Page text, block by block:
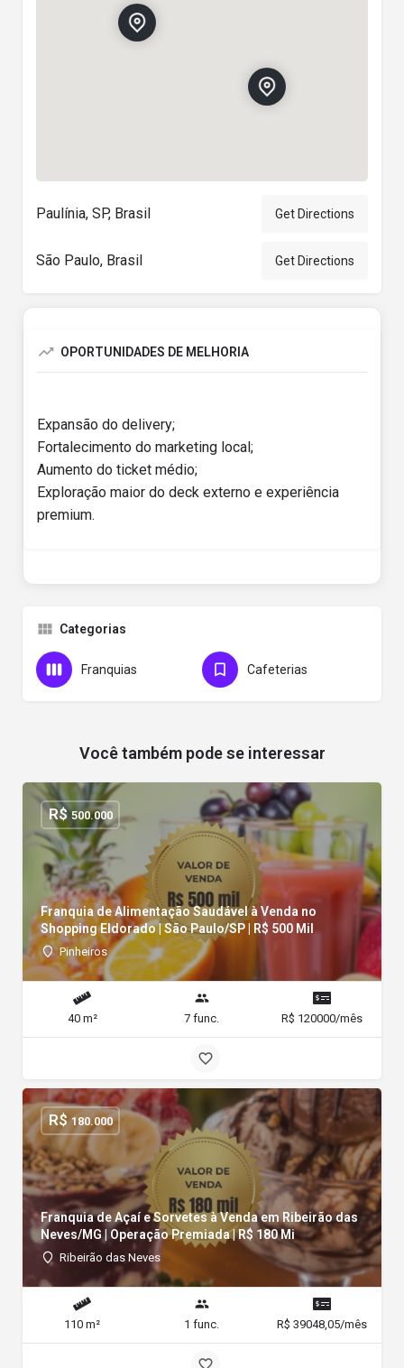
Paulínia, SP, Brasil Get Directions
São Paulo, Brasil Get Directions
OPORTUNIDADES DE MELHORIA
Expansão do delivery;
Fortalecimento do marketing local;
Aumento do ticket médio;
Exploração maior do deck externo e experiência
premium.
Categorias
Franquias Cafeterias
Você também pode se interessar
Franquia de Alimentação Saudável à Venda no
Shopping Eldorado | São Paulo/SP | R$ 500 Mil
Pinheiros
R$500.000
40 m² 7 func. R$ 120000/mês
Franquia de Açaí e Sorvetes à Venda em Ribeirão das
Neves/MG | Operação Premiada | R$ 180 Mi
Ribeirão das Neves
R$180.000
110 m² 1 func. R$ 39048,05/mês